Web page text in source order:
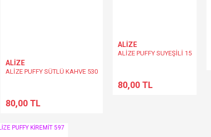
ALİZE
ALİZE PUFFY SÜTLÜ KAHVE 530
80,00 TL
ALİZE
ALİZE PUFFY SUYEŞİLİ 15
80,00 TL